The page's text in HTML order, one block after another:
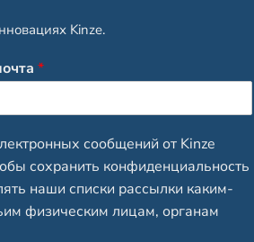
Kinze.
*
сообщений от Kinze
сохранить конфиденциальность
наши списки рассылки каким-
физическим лицам, органам